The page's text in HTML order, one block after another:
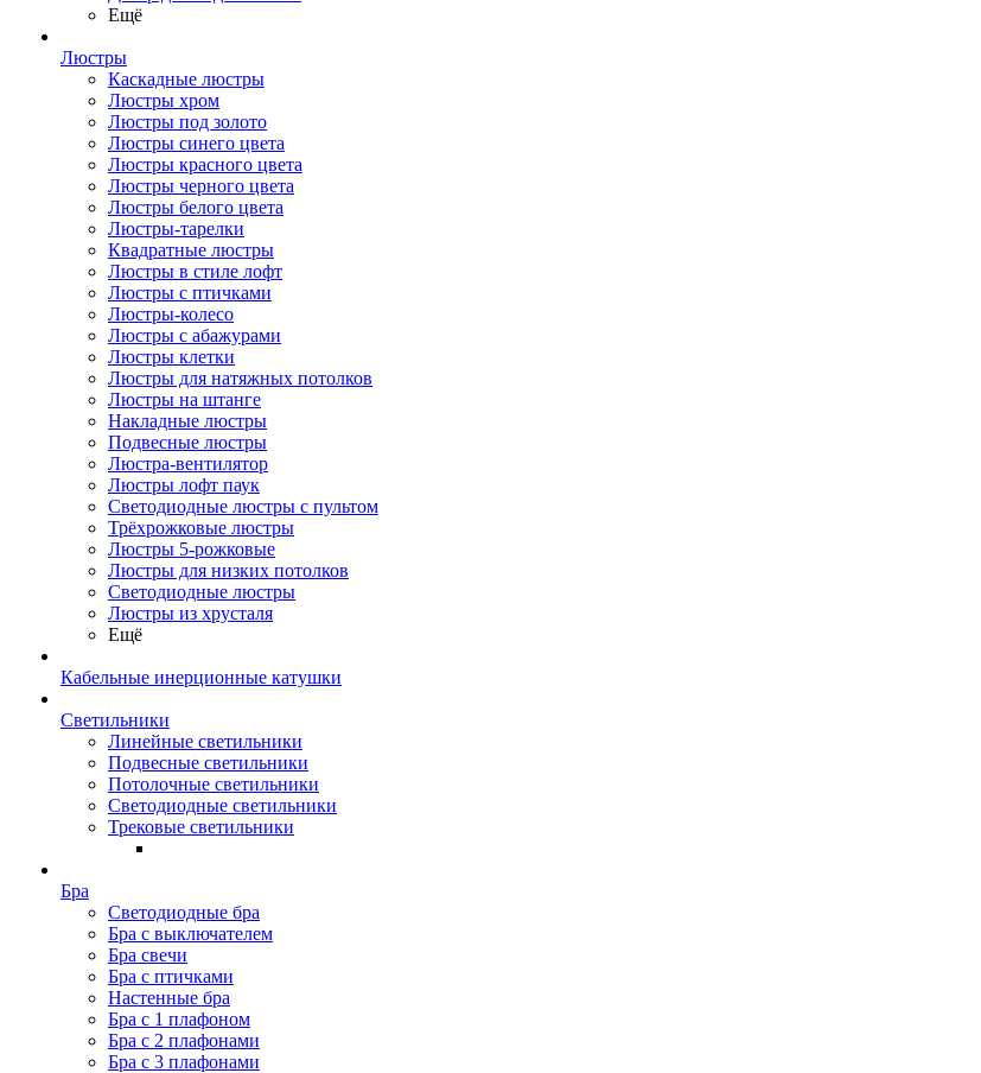
Ещё
Люстры
Каскадные люстры
Люстры хром
Люстры под золото
Люстры синего цвета
Люстры красного цвета
Люстры черного цвета
Люстры белого цвета
Люстры-тарелки
Квадратные люстры
Люстры в стиле лофт
Люстры с птичками
Люстры-колесо
Люстры с абажурами
Люстры клетки
Люстры для натяжных потолков
Люстры на штанге
Накладные люстры
Подвесные люстры
Люстра-вентилятор
Люстры лофт паук
Светодиодные люстры с пультом
Трёхрожковые люстры
Люстры 5-рожковые
Люстры для низких потолков
Cветодиодные люстры
Люстры из хрусталя
Ещё
Кабельные инерционные катушки
Светильники
Линейные светильники
Подвесные светильники
Потолочные светильники
Светодиодные светильники
Трековые светильники
Бра
Светодиодные бра
Бра с выключателем
Бра свечи
Бра с птичками
Настенные бра
Бра с 1 плафоном
Бра с 2 плафонами
Бра с 3 плафонами